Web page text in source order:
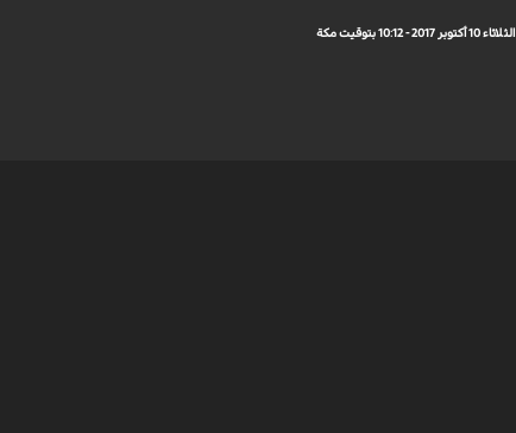
الثلاثاء 10 أكتوبر 2017 - 10:12 بتوقيت مكة